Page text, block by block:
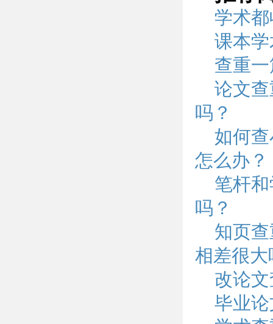
学术
课本
查重
论文
吗？
如何
怎么办？
笔杆
吗？
知页
相差很大
改论
毕业